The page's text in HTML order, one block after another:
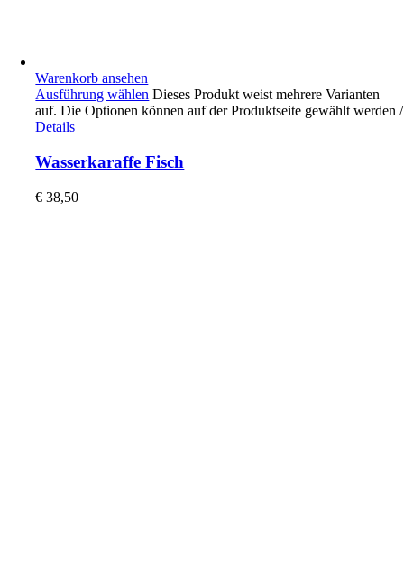
Warenkorb ansehen
Ausführung wählen Dieses Produkt weist mehrere Varianten
auf. Die Optionen können auf der Produktseite gewählt werden/
Details
Wasserkaraffe Fisch
€ 38,50